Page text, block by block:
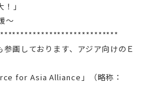
」
～
画しております、アジア向けのＥ
for Asia Alliance」（略称：